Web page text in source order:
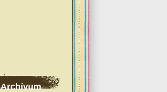
Archívum